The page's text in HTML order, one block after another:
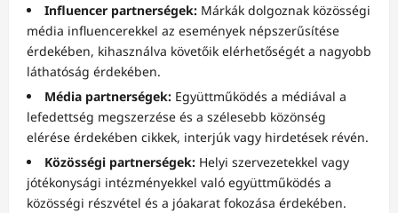
Influencer partnerségek: Márkák dolgoznak közösségi
média influencerekkel az események népszerűsítése
érdekében, kihasználva követőik elérhetőségét a nagyobb
láthatóság érdekében.
Média partnerségek: Együttműködés a médiával a
lefedettség megszerzése és a szélesebb közönség
elérése érdekében cikkek, interjúk vagy hirdetések révén.
Közösségi partnerségek: Helyi szervezetekkel vagy
jótékonysági intézményekkel való együttműködés a
közösségi részvétel és a jóakarat fokozása érdekében.